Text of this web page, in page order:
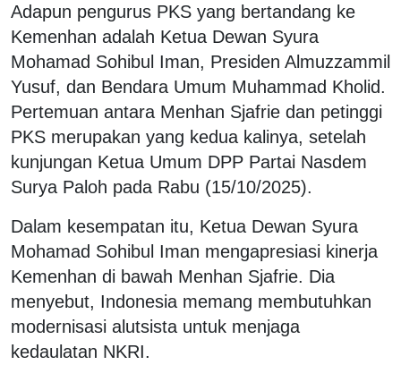
Adapun pengurus PKS yang bertandang ke
Kemenhan adalah Ketua Dewan Syura
Mohamad Sohibul Iman, Presiden Almuzzammil
Yusuf, dan Bendara Umum Muhammad Kholid.
Pertemuan antara Menhan Sjafrie dan petinggi
PKS merupakan yang kedua kalinya, setelah
kunjungan Ketua Umum DPP Partai Nasdem
Surya Paloh pada Rabu (15/10/2025).
Dalam kesempatan itu, Ketua Dewan Syura
Mohamad Sohibul Iman mengapresiasi kinerja
Kemenhan di bawah Menhan Sjafrie. Dia
menyebut, Indonesia memang membutuhkan
modernisasi alutsista untuk menjaga
kedaulatan NKRI.